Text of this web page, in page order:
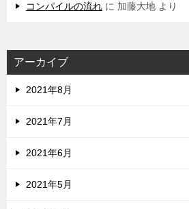
コンパイルの流れ に 加藤大地 より
アーカイブ
2021年8月
2021年7月
2021年6月
2021年5月